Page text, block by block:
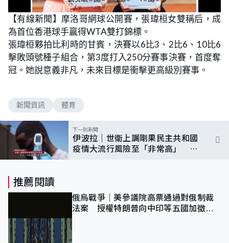
n
m
t
e
L
o
a
d
e
d
:
1
0
0
.
0
【有線新聞】摩洛哥網球公開賽，張瑋桓女雙稱后，成
為首位香港球手贏得WTA雙打錦標。
張瑋桓夥拍比利時的甘賓，決賽以6比3、2比6、10比6
擊敗頭號種子組合，第3度打入250分賽事決賽，首度奪
冠。她說意義非凡，未來目標是衝擊更高級別賽事。
新聞資訊 體育
下一則新聞
伊波拉｜世衛上調剛果民主共和國
疫情大流行風險至「非常高」 當
推薦閱讀
俄烏戰爭｜美參議院高票通過對俄制裁
法案 授權特朗普向中印等五國加徵
100%關稅